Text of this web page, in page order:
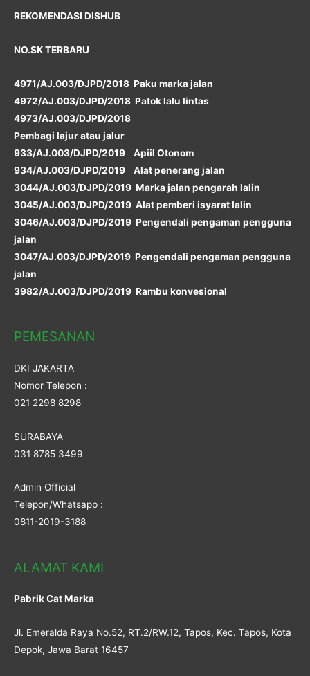
REKOMENDASI DISHUB
NO.SK TERBARU
4971/AJ.003/DJPD/2018 Paku marka jalan
4972/AJ.003/DJPD/2018 Patok lalu lintas
4973/AJ.003/DJPD/2018
Pembagi lajur atau jalur
933/AJ.003/DJPD/2019 Apiil Otonom
934/AJ.003/DJPD/2019 Alat penerang jalan
3044/AJ.003/DJPD/2019 Marka jalan pengarah lalin
3045/AJ.003/DJPD/2019 Alat pemberi isyarat lalin
3046/AJ.003/DJPD/2019 Pengendali pengaman pengguna
jalan
3047/AJ.003/DJPD/2019 Pengendali pengaman pengguna
jalan
3982/AJ.003/DJPD/2019 Rambu konvesional
PEMESANAN
DKI JAKARTA
Nomor Telepon :
021 2298 8298
SURABAYA
031 8785 3499
Admin Official
Telepon/Whatsapp :
0811-2019-3188
ALAMAT KAMI
Pabrik Cat Marka
Jl. Emeralda Raya No.52, RT.2/RW.12, Tapos, Kec. Tapos, Kota
Depok, Jawa Barat 16457